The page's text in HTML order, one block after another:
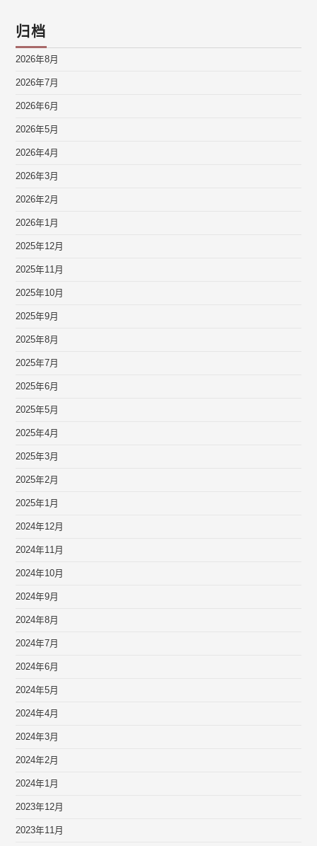
归档
2026年8月
2026年7月
2026年6月
2026年5月
2026年4月
2026年3月
2026年2月
2026年1月
2025年12月
2025年11月
2025年10月
2025年9月
2025年8月
2025年7月
2025年6月
2025年5月
2025年4月
2025年3月
2025年2月
2025年1月
2024年12月
2024年11月
2024年10月
2024年9月
2024年8月
2024年7月
2024年6月
2024年5月
2024年4月
2024年3月
2024年2月
2024年1月
2023年12月
2023年11月